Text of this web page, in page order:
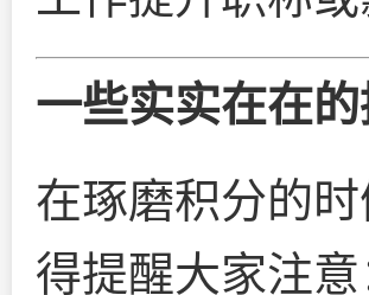
一些实实在在
在琢磨积分的
得提醒大家注意